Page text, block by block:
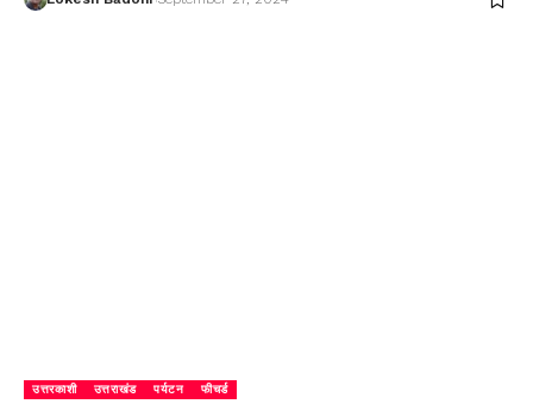
उत्तरकाशी उत्तराखंड पर्यटन फीचर्ड